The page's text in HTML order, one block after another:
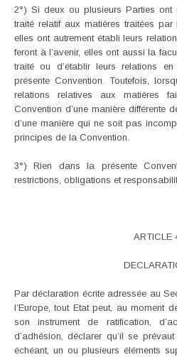
2°) Si deux ou plusieurs Parties
traité relatif aux matières traitées
elles ont autrement établi leurs
feront à l’avenir, elles ont aussi la
traité ou d’établir leurs relations
présente Convention. Toutefois,
relations relatives aux matières
Convention d’une manière différente
d’une manière qui ne soit pas
principes de la Convention.
3°) Rien dans la présente
restrictions, obligations et
ARTICLE
Par déclaration écrite adressée au
l’Europe, tout Etat peut, au moment
son instrument de ratification,
d’adhésion, déclarer qu’il se
échéant, un ou plusieurs éléments